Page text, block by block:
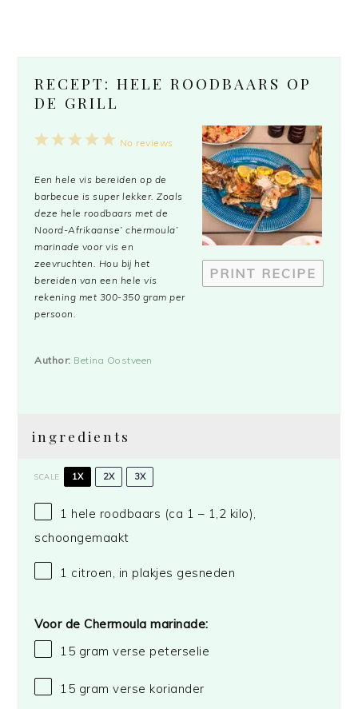
RECEPT: HELE ROODBAARS OP
DE GRILL
PRINT RECIPE
5
4
3
2
1
No reviews
Een hele vis bereiden op de
barbecue is super lekker. Zoals
deze hele roodbaars met de
Noord-Afrikaanse’ chermoula’
marinade voor vis en
zeevruchten. Hou bij het
bereiden van een hele vis
rekening met 300-350 gram per
persoon.
Author: Betina Oostveen
ingredients
SCALE 1X 2X 3X
1 hele roodbaars (ca 1 – 1,2 kilo),
schoongemaakt
1 citroen, in plakjes gesneden
Voor de Chermoula marinade:
15 gram verse peterselie
15 gram verse koriander